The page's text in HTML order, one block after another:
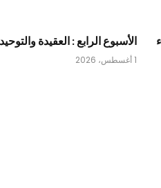
الأسبوع الرابع : العقيدة والتوحيد
1 أغسطس، 2026